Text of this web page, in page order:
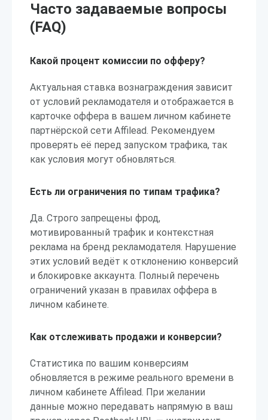
Часто задаваемые вопросы
(FAQ)
Какой процент комиссии по офферу?
Актуальная ставка вознаграждения зависит
от условий рекламодателя и отображается в
карточке оффера в вашем личном кабинете
партнёрской сети Affilead. Рекомендуем
проверять её перед запуском трафика, так
как условия могут обновляться.
Есть ли ограничения по типам трафика?
Да. Строго запрещены фрод,
мотивированный трафик и контекстная
реклама на бренд рекламодателя. Нарушение
этих условий ведёт к отклонению конверсий
и блокировке аккаунта. Полный перечень
ограничений указан в правилах оффера в
личном кабинете.
Как отслеживать продажи и конверсии?
Статистика по вашим конверсиям
обновляется в режиме реального времени в
личном кабинете Affilead. При желании
данные можно передавать напрямую в ваш